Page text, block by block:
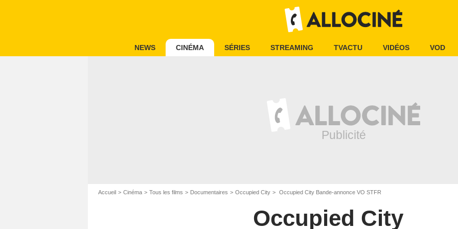
NEWS CINÉMA SÉRIES STREAMING TVACTU VIDÉOS VOD
Accueil Cinéma Tous les films Documentaires Occupied City Occupied City Bande-annonce VO STFR
Occupied City